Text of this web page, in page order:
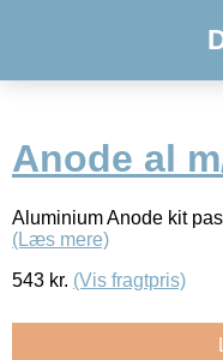
Anode al
Aluminium Anode kit
(Læs mere)
543 kr. (Vis fragtpris)